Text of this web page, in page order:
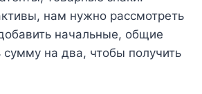
нам нужно рассмотреть
начальные, общие
на два, чтобы получить